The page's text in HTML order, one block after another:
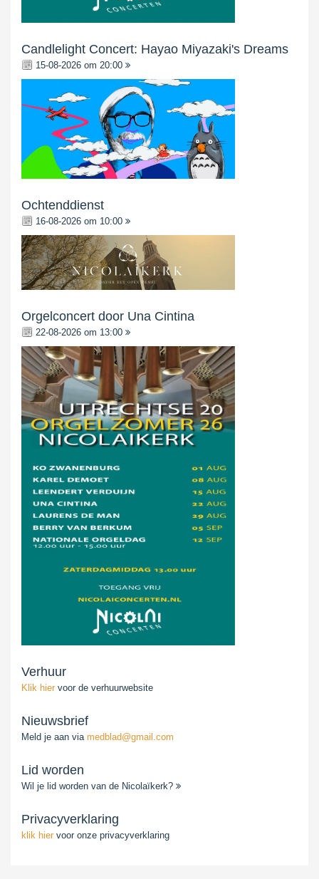
Candlelight Concert: Hayao Miyazaki's Dreams
15-08-2026 om 20:00
Ochtenddienst
16-08-2026 om 10:00
Orgelconcert door Una Cintina
22-08-2026 om 13:00
Verhuur
Klik hier voor de verhuurwebsite
Nieuwsbrief
Meld je aan via medblad@gmail.com
Lid worden
Wil je lid worden van de Nicolaïkerk?
Privacyverklaring
klik hier voor onze privacyverklaring